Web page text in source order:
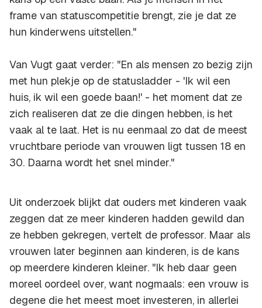
frame van statuscompetitie brengt, zie je dat ze
hun kinderwens uitstellen."
Van Vugt gaat verder: "En als mensen zo bezig zijn
met hun plekje op de statusladder - 'Ik wil een
huis, ik wil een goede baan!' - het moment dat ze
zich realiseren dat ze die dingen hebben, is het
vaak al te laat. Het is nu eenmaal zo dat de meest
vruchtbare periode van vrouwen ligt tussen 18 en
30. Daarna wordt het snel minder."
Uit onderzoek blijkt dat ouders met kinderen vaak
zeggen dat ze meer kinderen hadden gewild dan
ze hebben gekregen, vertelt de professor. Maar als
vrouwen later beginnen aan kinderen, is de kans
op meerdere kinderen kleiner. "Ik heb daar geen
moreel oordeel over, want nogmaals: een vrouw is
degene die het meest moet investeren, in allerlei